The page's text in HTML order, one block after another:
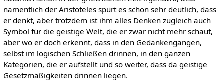
namentlich der Aristoteles spürt es schon sehr deutlich, dass
er denkt, aber trotzdem ist ihm alles Denken zugleich auch
Symbol für die geistige Welt, die er zwar nicht mehr schaut,
aber wo er doch erkennt, dass in den Gedankengängen,
selbst im logischen Schließen drinnen, in den ganzen
Kategorien, die er aufstellt und so weiter, dass da geistige
Gesetzmäßigkeiten drinnen liegen.